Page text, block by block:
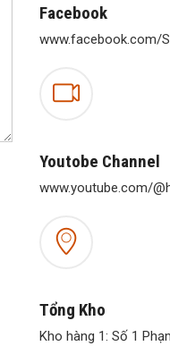
Facebook
www.facebook.com/
Youtobe Channel
www.youtube.com/
Tổng Kho
Kho hàng 1: Số 1